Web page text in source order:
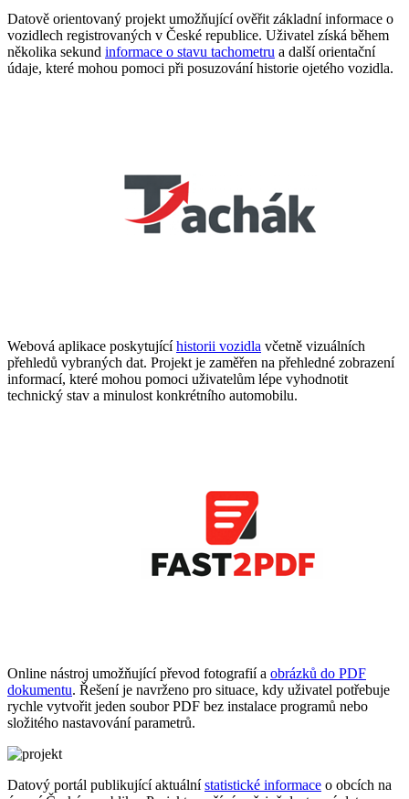
Datově orientovaný projekt umožňující ověřit základní informace o
vozidlech registrovaných v České republice. Uživatel získá během
několika sekund informace o stavu tachometru a další orientační
údaje, které mohou pomoci při posuzování historie ojetého vozidla.
Webová aplikace poskytujícíhistorii vozidla včetně vizuálních
přehledů vybraných dat. Projekt je zaměřen na přehledné zobrazení
informací, které mohou pomoci uživatelům lépe vyhodnotit
technický stav a minulost konkrétního automobilu.
Online nástroj umožňující převod fotografií a obrázků do PDF
dokumentu. Řešení je navrženo pro situace, kdy uživatel potřebuje
rychle vytvořit jeden soubor PDF bez instalace programů nebo
složitého nastavování parametrů.
Datový portál publikující aktuálnístatistické informace o obcích na